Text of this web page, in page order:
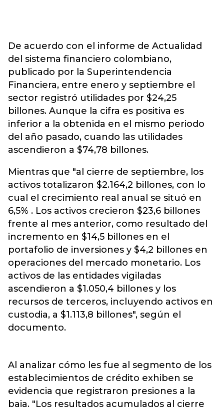
De acuerdo con el informe de Actualidad
del sistema financiero colombiano,
publicado por la Superintendencia
Financiera, entre enero y septiembre el
sector registró utilidades por $24,25
billones. Aunque la cifra es positiva es
inferior a la obtenida en el mismo periodo
del año pasado, cuando las utilidades
ascendieron a $74,78 billones.
Mientras que "al cierre de septiembre, los
activos totalizaron $2.164,2 billones, con lo
cual el crecimiento real anual se situó en
6,5% . Los activos crecieron $23,6 billones
frente al mes anterior, como resultado del
incremento en $14,5 billones en el
portafolio de inversiones y $4,2 billones en
operaciones del mercado monetario. Los
activos de las entidades vigiladas
ascendieron a $1.050,4 billones y los
recursos de terceros, incluyendo activos en
custodia, a $1.113,8 billones", según el
documento.
Al analizar cómo les fue al segmento de los
establecimientos de crédito exhiben se
evidencia que registraron presiones a la
baja. "Los resultados acumulados al cierre